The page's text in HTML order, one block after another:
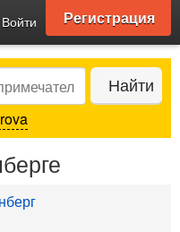
Войти Регистрация
Найти